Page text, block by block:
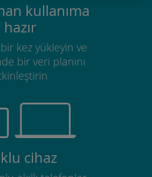
kullanıma
hazır
kez yükleyin ve
bir veri planını
cihaz